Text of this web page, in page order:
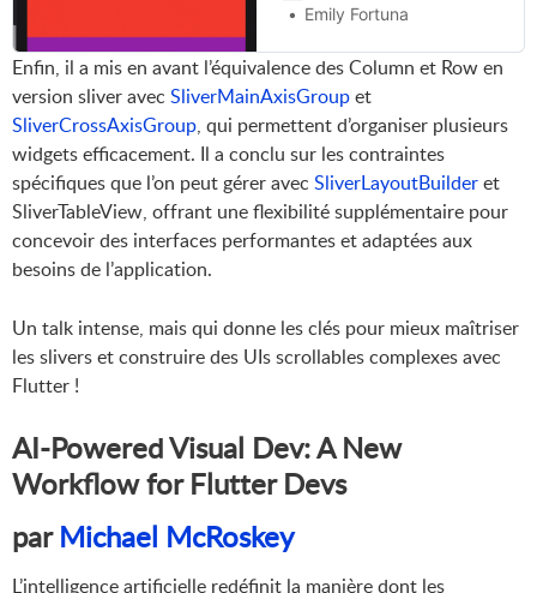
Emily Fortuna
Enfin, il a mis en avant l’équivalence des Column et Row en
version sliver avec SliverMainAxisGroupet
SliverCrossAxisGroup, qui permettent d’organiser plusieurs
widgets efficacement. Il a conclu sur les contraintes
spécifiques que l’on peut gérer avec SliverLayoutBuilderet
SliverTableView, offrant une flexibilité supplémentaire pour
concevoir des interfaces performantes et adaptées aux
besoins de l’application.
Un talk intense, mais qui donne les clés pour mieux maîtriser
les slivers et construire des UIs scrollables complexes avec
Flutter !
AI-Powered Visual Dev: A New
Workflow for Flutter Devs
parMichael McRoskey
L’intelligence artificielle redéfinit la manière dont les